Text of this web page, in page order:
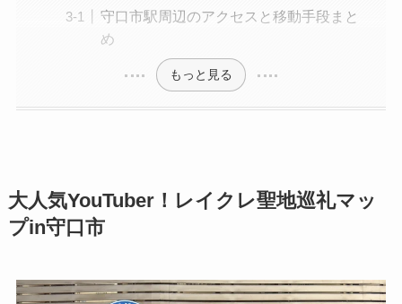
守口市駅周辺のアクセスと移動手段まと
め
もっと見る
大人気YouTuber！レイクレ聖地巡礼マッ
プin守口市